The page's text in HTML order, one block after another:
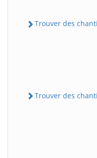
Trouver des
Trouver des